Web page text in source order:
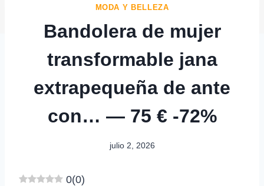
MODA Y BELLEZA
Bandolera de mujer
transformable jana
extrapequeña de ante
con… — 75 € -72%
julio 2, 2026
0(0)